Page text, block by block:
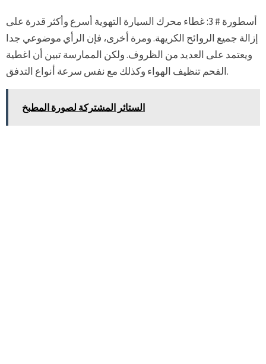
أسطورة # 3: غطاء محرك السيارة التهوية أسرع وأكثر قدرة على
إزالة جميع الروائح الكريهة. ومرة أخرى، فإن الرأي موضوعي جدا
ويعتمد على العديد من الظروف. ولكن الممارسة تبين أن اغطية
الفحم تنظيف الهواء وكذلك مع نفس سرعة أنواع التدفق.
الستائر المشتركة لصورة المطبخ